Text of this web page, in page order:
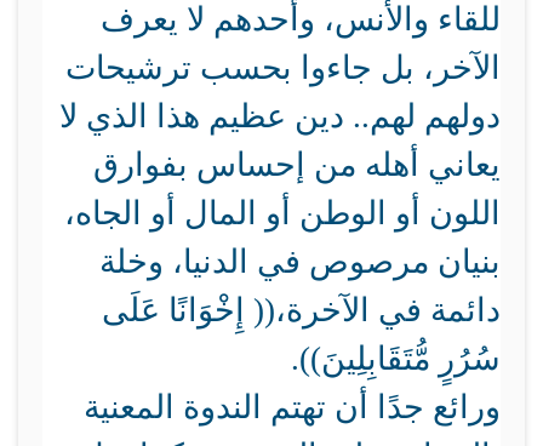
للقاء والأنس، وأحدهم لا يعرف
الآخر، بل جاءوا بحسب ترشيحات
دولهم لهم.. دين عظيم هذا الذي لا
يعاني أهله من إحساس بفوارق
اللون أو الوطن أو المال أو الجاه،
بنيان مرصوص في الدنيا، وخلة
دائمة في الآخرة،(( إِخْوَانًا عَلَى
سُرُرٍ مُّتَقَابِلِينَ)).
ورائع جدًا أن تهتم الندوة المعنية